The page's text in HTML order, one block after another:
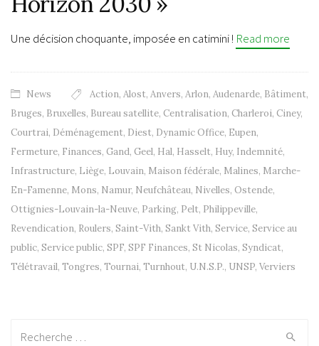
Une décision choquante, imposée en catimini ! Read more
News Action, Alost, Anvers, Arlon, Audenarde, Bâtiment,
Bruges, Bruxelles, Bureau satellite, Centralisation, Charleroi, Ciney,
Courtrai, Déménagement, Diest, Dynamic Office, Eupen,
Fermeture, Finances, Gand, Geel, Hal, Hasselt, Huy, Indemnité,
Infrastructure, Liège, Louvain, Maison fédérale, Malines, Marche-
En-Famenne, Mons, Namur, Neufchâteau, Nivelles, Ostende,
Ottignies-Louvain-la-Neuve, Parking, Pelt, Philippeville,
Revendication, Roulers, Saint-Vith, Sankt Vith, Service, Service au
public, Service public, SPF, SPF Finances, St Nicolas, Syndicat,
Télétravail, Tongres, Tournai, Turnhout, U.N.S.P., UNSP, Verviers